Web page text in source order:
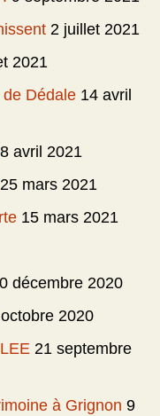
2 juillet 2021
2021
Dédale 14 avril
8 avril 2021
25 mars 2021
15 mars 2021
décembre 2020
2020
21 septembre
à Grignon 9